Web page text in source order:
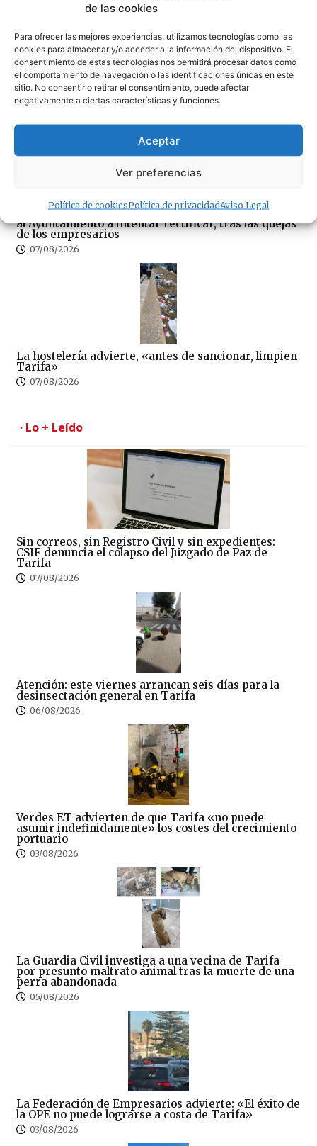
de las cookies
Para ofrecer las mejores experiencias, utilizamos tecnologías como las
cookies para almacenar y/o acceder a la información del dispositivo. El
consentimiento de estas tecnologías nos permitirá procesar datos como
el comportamiento de navegación o las identificaciones únicas en este
sitio. No consentir o retirar el consentimiento, puede afectar
negativamente a ciertas características y funciones.
Aceptar
Ver preferencias
Política de cookiesPolítica de privacidadAviso Legal
La piscina de Tarifa suspende temporalmente su
actividad por obras de mejora
07/08/2026
La fumigación en el peor momento del verano obliga
al Ayuntamiento a intentar rectificar, tras las quejas
de los empresarios
07/08/2026
La hostelería advierte, «antes de sancionar, limpien
Tarifa»
07/08/2026
· Lo + Leído
Sin correos, sin Registro Civil y sin expedientes:
CSIF denuncia el colapso del Juzgado de Paz de
Tarifa
07/08/2026
Atención: este viernes arrancan seis días para la
desinsectación general en Tarifa
06/08/2026
Verdes ET advierten de que Tarifa «no puede
asumir indefinidamente» los costes del crecimiento
portuario
03/08/2026
La Guardia Civil investiga a una vecina de Tarifa
por presunto maltrato animal tras la muerte de una
perra abandonada
05/08/2026
La Federación de Empresarios advierte: «El éxito de
la OPE no puede lograrse a costa de Tarifa»
03/08/2026